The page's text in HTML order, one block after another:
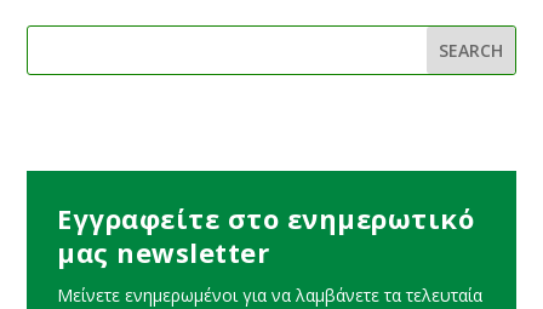
Εγγραφείτε στο ενημερωτικό
μας newsletter
Μείνετε ενημερωμένοι για να λαμβάνετε τα τελευταία